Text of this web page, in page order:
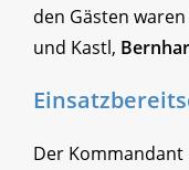
den Gästen
und Kastl,
Der Kommandant